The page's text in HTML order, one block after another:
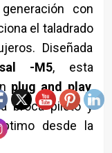
con
el taladrado
Diseñada
-M5, esta
plug and play,
broca piloto y
desde la